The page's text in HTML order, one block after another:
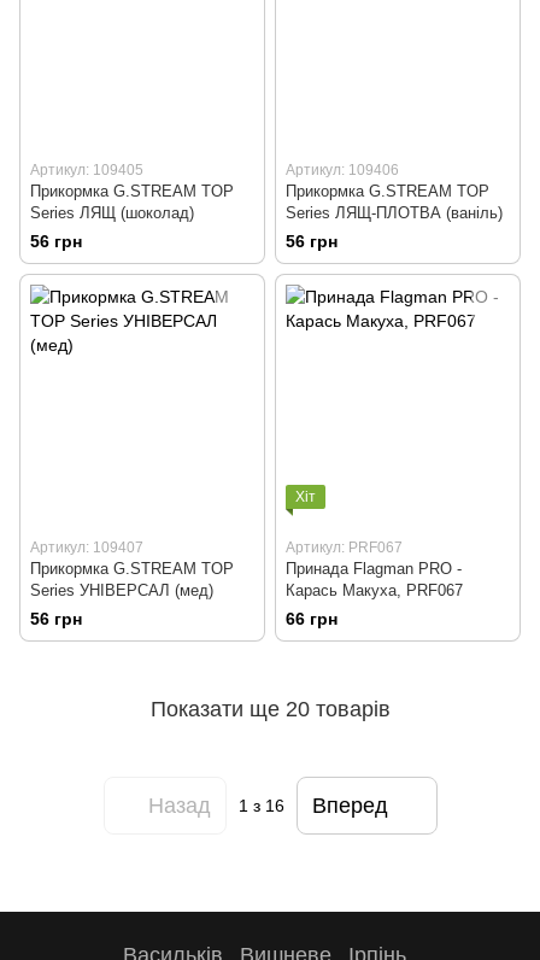
Артикул: 109405
Прикормка G.STREAM TOP
Series ЛЯЩ (шоколад)
56 грн
Артикул: 109406
Прикормка G.STREAM TOP
Series ЛЯЩ-ПЛОТВА (ваніль)
56 грн
Артикул: 109407
Прикормка G.STREAM TOP
Series УНІВЕРСАЛ (мед)
56 грн
Хіт
Артикул: PRF067
Принада Flagman PRO -
Карась Макуха, PRF067
66 грн
Показати ще 20 товарів
Назад 1 з 16 Вперед
Васильків Вишневе Ірпінь